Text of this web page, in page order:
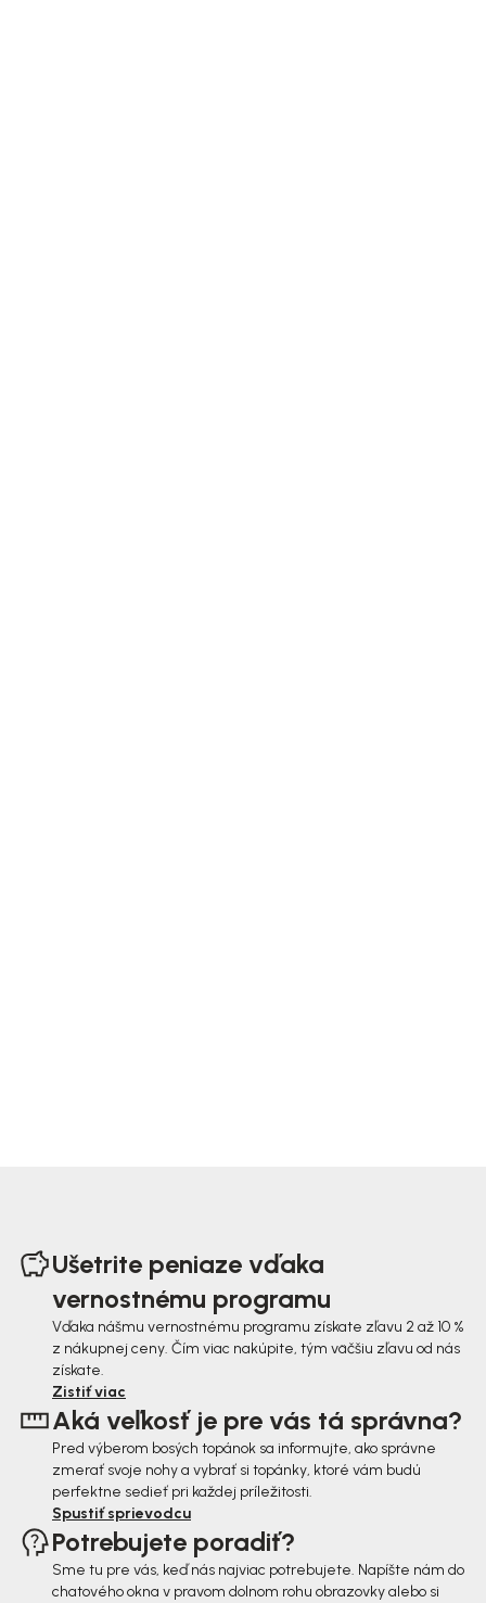
Ušetrite peniaze vďaka
vernostnému programu
Vďaka nášmu vernostnému programu získate zľavu 2 až 10 %
z nákupnej ceny. Čím viac nakúpite, tým väčšiu zľavu od nás
získate.
Zistiť viac
Aká veľkosť je pre vás tá správna?
Pred výberom bosých topánok sa informujte, ako správne
zmerať svoje nohy a vybrať si topánky, ktoré vám budú
perfektne sedieť pri každej príležitosti.
Spustiť sprievodcu
Potrebujete poradiť?
Sme tu pre vás, keď nás najviac potrebujete. Napíšte nám do
chatového okna v pravom dolnom rohu obrazovky alebo si